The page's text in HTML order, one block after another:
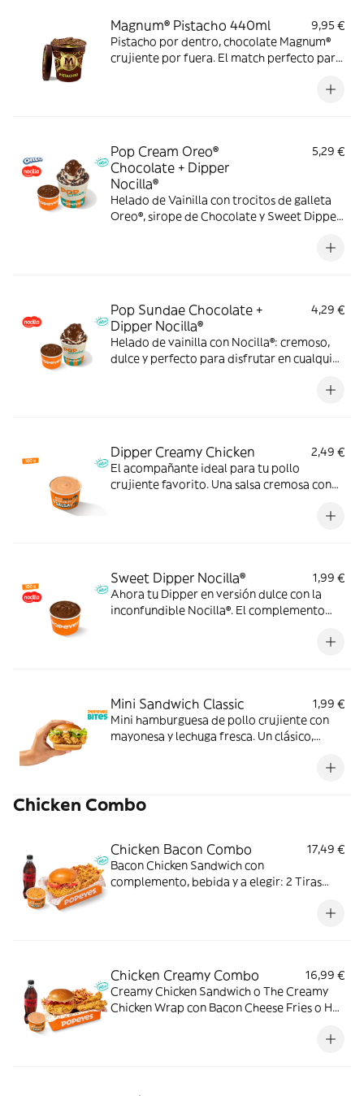
Magnum® Pistacho 440ml
9,95 €
Pistacho por dentro, chocolate Magnum®
crujiente por fuera. El match perfecto para
Pop Cream Oreo®
Chocolate + Dipper
Nocilla®
5,29 €
Helado de Vainilla con trocitos de galleta
Oreo®, sirope de Chocolate y Sweet Dipper
Pop Sundae Chocolate +
Dipper Nocilla®
4,29 €
Helado de vainilla con Nocilla®: cremoso,
dulce y perfecto para disfrutar en cualquier
Dipper Creamy Chicken
2,49 €
El acompañante ideal para tu pollo
crujiente favorito. Una salsa cremosa con
Sweet Dipper Nocilla®
1,99 €
Ahora tu Dipper en versión dulce con la
inconfundible Nocilla®. El complemento
Mini Sandwich Classic
1,99 €
Mini hamburguesa de pollo crujiente con
mayonesa y lechuga fresca. Un clásico,
Chicken Combo
Chicken Bacon Combo
17,49 €
Bacon Chicken Sandwich con
complemento, bebida y a elegir: 2 Tiras
Nuggets. Ideal para los que creen que todo
Chicken Creamy Combo
16,99 €
Creamy Chicken Sandwich o The Creamy
Chicken Wrap con Bacon Cheese Fries o Hot